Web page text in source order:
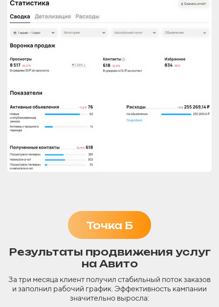
Точка Б
Результаты продвижения услуг
на Авито
За три месяца клиент получил стабильный поток заказов
и заполнил рабочий график. Эффективность кампании
значительно выросла: